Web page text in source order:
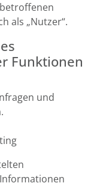
als „Nutzer“.
Funktionen
und